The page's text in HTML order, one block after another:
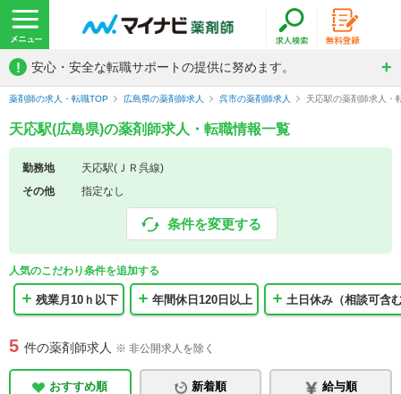
! 安心・安全な転職サポートの提供に努めます。
薬剤師の求人・転職TOP 広島県の薬剤師求人 呉市の薬剤師求人 天応駅の薬剤師求人・
天応駅(広島県)の薬剤師求人・転職情報一覧
勤務地
天応駅(ＪＲ呉線)
その他
指定なし
条件を変更する
人気のこだわり条件を追加する
残業月10ｈ以下 年間休日120日以上 土日休み（相談可含
5 件の薬剤師求人 ※ 非公開求人を除く
おすすめ順 新着順 給与順